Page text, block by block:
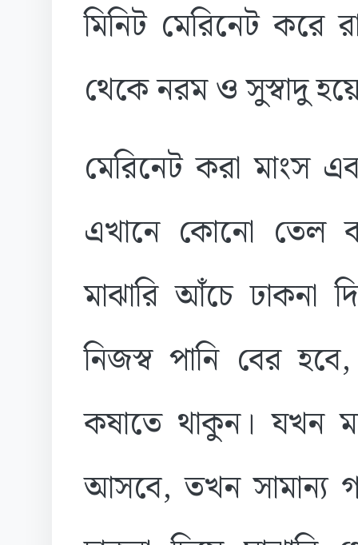
মিনিট মেরিনেট করে
থেকে নরম ও সুস্বাদু
মেরিনেট করা মাংস
এখানে কোনো তেল
মাঝারি আঁচে ঢাকনা
নিজস্ব পানি বের
কষাতে থাকুন। যখন
আসবে, তখন সামান্য